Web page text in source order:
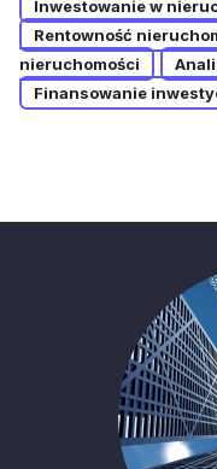
Inwestowanie w
Rentowność
nieruchomości
Finansowanie